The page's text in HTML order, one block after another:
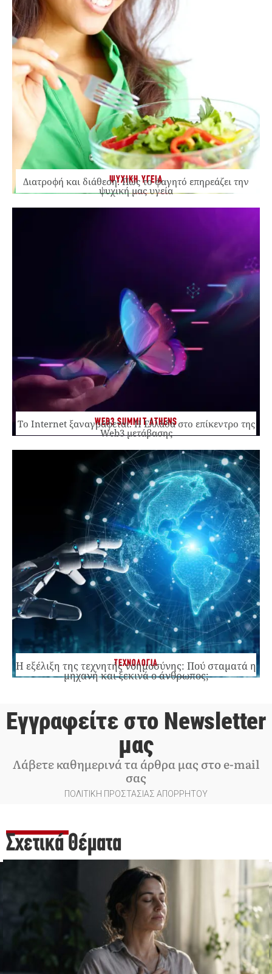
ΨΥΧΙΚΗ ΥΓΕΙΑ
Διατροφή και διάθεση: Πώς το φαγητό επηρεάζει την
ψυχική μας υγεία
WEB3 SUMMIT ATHENS
Το Internet ξαναγράφεται. Η Ελλάδα στο επίκεντρο της
Web3 μετάβασης
ΤΕΧΝΟΛΟΓΙΑ
Η εξέλιξη της τεχνητής νοημοσύνης: Πού σταματά η
μηχανή και ξεκινά ο άνθρωπος;
Εγγραφείτε στο Newsletter
μας
Λάβετε καθημερινά τα άρθρα μας στο e-mail
σας
ΠΟΛΙΤΙΚΗ ΠΡΟΣΤΑΣΙΑΣ ΑΠΟΡΡΗΤΟΥ
Σχετικά Θέματα